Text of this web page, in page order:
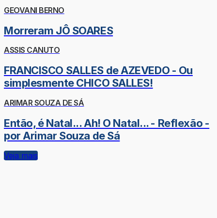
GEOVANI BERNO
Morreram JÔ SOARES
ASSIS CANUTO
FRANCISCO SALLES de AZEVEDO - Ou
simplesmente CHICO SALLES!
ARIMAR SOUZA DE SÁ
Então, é Natal... Ah! O Natal... - Reflexão -
por Arimar Souza de Sá
Veja mais